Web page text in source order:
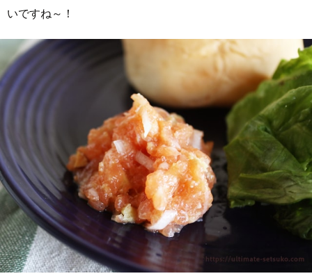
いですね～！